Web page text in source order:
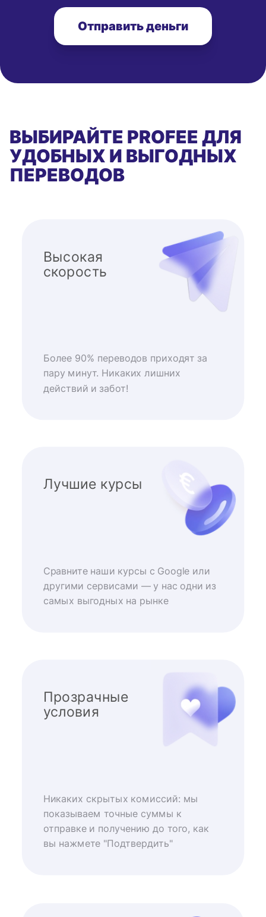
Отправить деньги
ВЫБИРАЙТЕ PROFEE ДЛЯ
УДОБНЫХ И ВЫГОДНЫХ
ПЕРЕВОДОВ
Высокая
скорость
Более 90% переводов приходят за
пару минут. Никаких лишних
действий и забот!
Лучшие курсы
Сравните наши курсы с Google или
другими сервисами — у нас одни из
самых выгодных на рынке
Прозрачные
условия
Никаких скрытых комиссий: мы
показываем точные суммы к
отправке и получению до того, как
вы нажмете "Подтвердить"